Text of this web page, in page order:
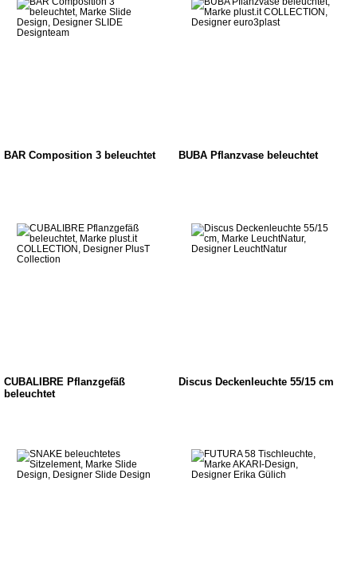
BAR Composition 3 beleuchtet BUBA Pflanzvase beleuchtet
CUBALIBRE Pflanzgefäß
beleuchtet
Discus Deckenleuchte 55/15 cm